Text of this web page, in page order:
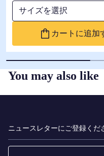
サイズを選択
カートに追加
You may also like
ニュースレターにご登録くだ
メ